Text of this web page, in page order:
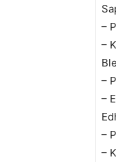
–
–
–
–
–
–